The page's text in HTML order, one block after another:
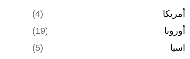
أمريكا
(4)
أوروبا
(19)
اسيا
(5)